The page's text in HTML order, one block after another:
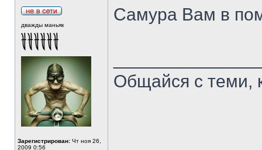
дважды маньяк
Зарегистрирован: Чт ноя 26,
2009 0:56
Самура Вам в
Общайся с теми,